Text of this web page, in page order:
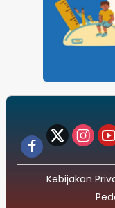
Kebijakan